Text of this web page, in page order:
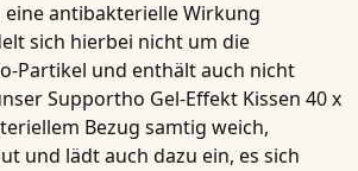
eineantibakterielle Wirkung
sich hierbei nicht um die
Partikel und enthält auch nicht
Supportho Gel-Effekt Kissen 40 x
Bezug samtig weich,
und lädt auch dazu ein, es sich